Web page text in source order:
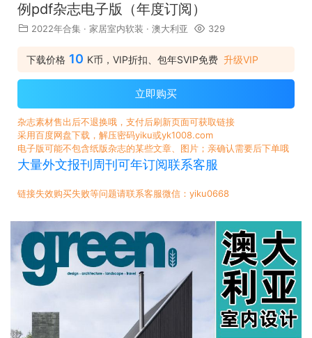
例pdf杂志电子版（年度订阅）
2022年合集 · 家居室内软装 · 澳大利亚 329
下载价格 10 K币，VIP折扣、包年SVIP免费 升级VIP
立即购买
杂志素材售出后不退换哦，支付后刷新页面可获取链接
采用百度网盘下载，解压密码yiku或yk1008.com
电子版可能不包含纸版杂志的某些文章、图片；亲确认需要后下单哦
大量外文报刊周刊可年订阅联系客服
链接失效购买失败等问题请联系客服微信：yiku0668